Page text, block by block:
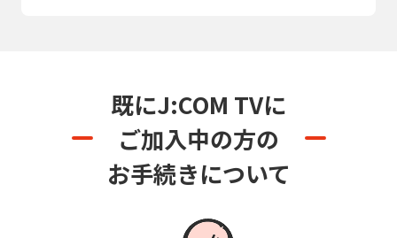
既にJ:COM TVに
ご加入中の方の
お手続きについて